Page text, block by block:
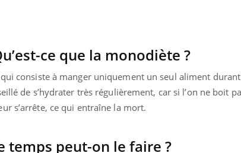
ce que la monodiète ?
qui consiste à manger uniquement un seul aliment
de s’hydrater très régulièrement, car si l’on ne boit
s’arrête, ce qui entraîne la mort.
temps peut-on le faire ?
Mordue par une tique en
vacances, elle reste dans le
coma pendant 42 jours